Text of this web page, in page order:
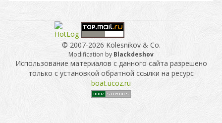
© 2007-2026 Kolesnikov & Co.
Modification by Blackdeshov
Использование материалов с данного сайта разрешено
только с установкой обратной ссылки на ресурс
boat.ucoz.ru